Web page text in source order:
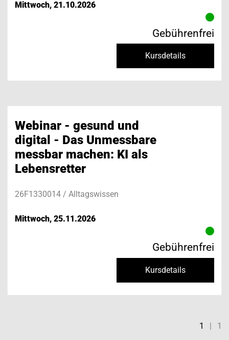
Mittwoch, 21.10.2026
Gebührenfrei
Kursdetails
Webinar - gesund und
digital - Das Unmessbare
messbar machen: KI als
Lebensretter
26F1330014 / Alltagswissen
Mittwoch, 25.11.2026
Gebührenfrei
Kursdetails
1 | 1